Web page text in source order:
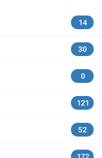
14
30
0
121
52